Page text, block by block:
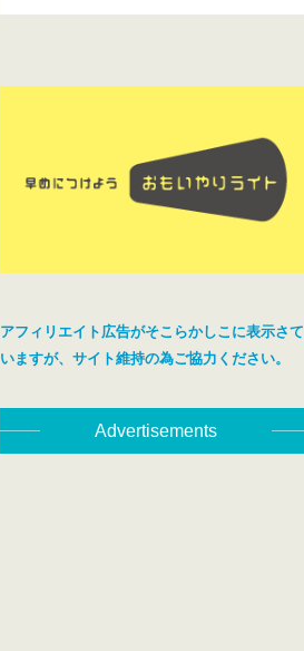
アフィリエイト広告がそこらかしこに表示さて
いますが、サイト維持の為ご協力ください。
Advertisements